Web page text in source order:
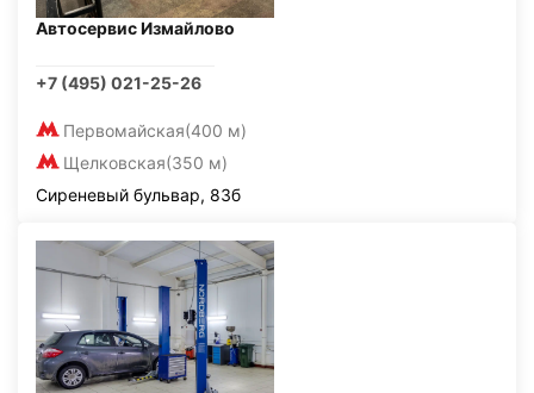
Автосервис Измайлово
+7 (495) 021-25-26
Первомайская(400 м)
Щелковская(350 м)
Сиреневый бульвар, 83б